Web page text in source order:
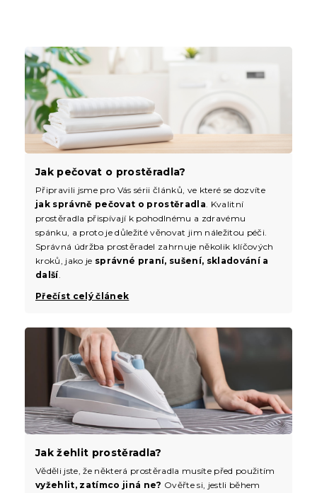
Jak pečovat o prostěradla?
Připravili jsme pro Vás sérii článků, ve které se dozvíte
jak správně pečovat o prostěradla . Kvalitní
prostěradla přispívají k pohodlnému a zdravému
spánku, a proto je důležité věnovat jim náležitou péči.
Správná údržba prostěradel zahrnuje několik klíčových
kroků, jako je správné praní, sušení, skladování a
další.
Přečíst celý článek
Jak žehlit prostěradla?
Věděli jste, že některá prostěradla musíte před použitím
vyžehlit, zatímco jiná ne? Ověřte si, jestli během